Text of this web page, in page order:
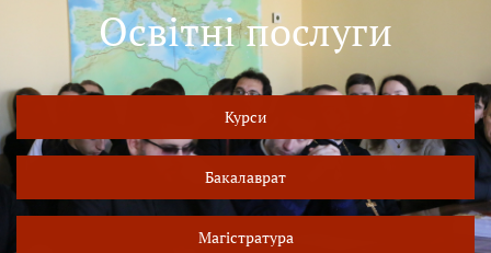
Освітні послуги
Курси
Бакалаврат
Магістратура